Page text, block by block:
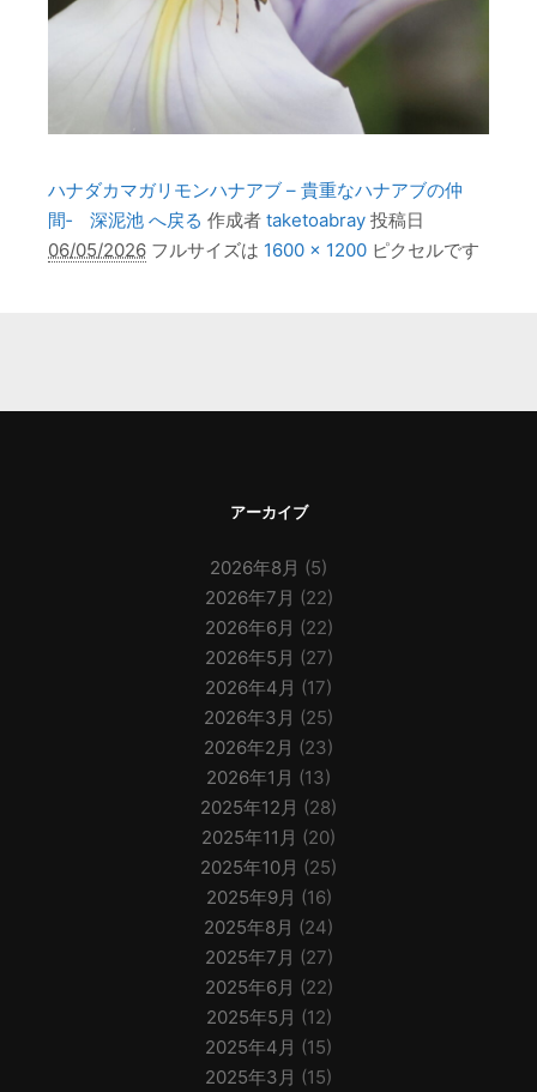
ハナダカマガリモンハナアブ – 貴重なハナアブの仲
間‐ 深泥池 へ戻る 作成者 taketoabray 投稿日
06/05/2026 フルサイズは 1600 × 1200 ピクセルです
アーカイブ
2026年8月 (5)
2026年7月 (22)
2026年6月 (22)
2026年5月 (27)
2026年4月 (17)
2026年3月 (25)
2026年2月 (23)
2026年1月 (13)
2025年12月 (28)
2025年11月 (20)
2025年10月 (25)
2025年9月 (16)
2025年8月 (24)
2025年7月 (27)
2025年6月 (22)
2025年5月 (12)
2025年4月 (15)
2025年3月 (15)